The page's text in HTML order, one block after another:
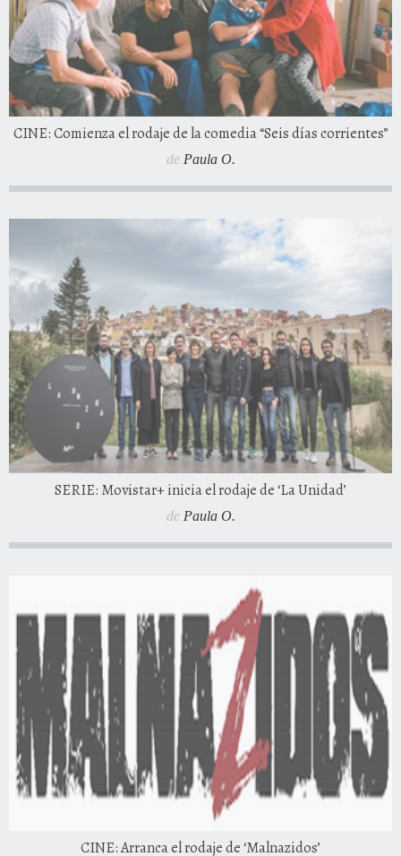
CINE: Comienza el rodaje de la comedia “Seis días corrientes”
de Paula O.
SERIE: Movistar+ inicia el rodaje de ‘La Unidad’
de Paula O.
CINE: Arranca el rodaje de ‘Malnazidos’